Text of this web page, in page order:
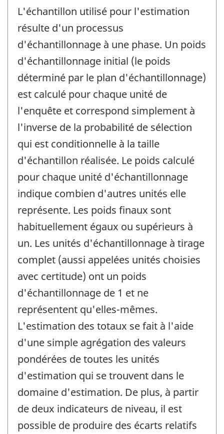
L'échantillon utilisé pour l'estimation
résulte d'un processus
d'échantillonnage à une phase. Un poids
d'échantillonnage initial (le poids
déterminé par le plan d'échantillonnage)
est calculé pour chaque unité de
l'enquête et correspond simplement à
l'inverse de la probabilité de sélection
qui est conditionnelle à la taille
d'échantillon réalisée. Le poids calculé
pour chaque unité d'échantillonnage
indique combien d'autres unités elle
représente. Les poids finaux sont
habituellement égaux ou supérieurs à
un. Les unités d'échantillonnage à tirage
complet (aussi appelées unités choisies
avec certitude) ont un poids
d'échantillonnage de 1 et ne
représentent qu'elles-mêmes.
L'estimation des totaux se fait à l'aide
d'une simple agrégation des valeurs
pondérées de toutes les unités
d'estimation qui se trouvent dans le
domaine d'estimation. De plus, à partir
de deux indicateurs de niveau, il est
possible de produire des écarts relatifs